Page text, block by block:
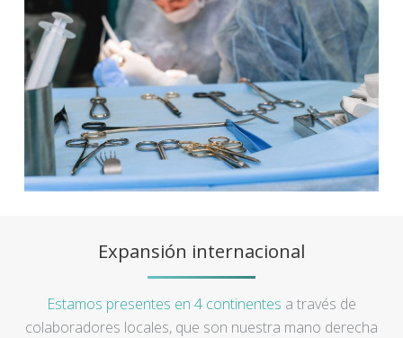
Expansión internacional
Estamos presentes en 4 continentes a través de
colaboradores locales, que son nuestra mano derecha